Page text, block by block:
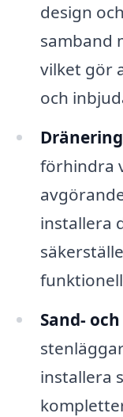
design
samband
vilket gör
och
förhindra
installera
Sand-
installera